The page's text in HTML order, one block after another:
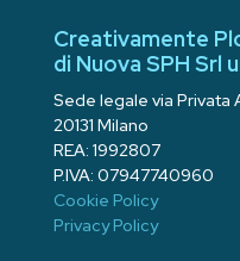
Creativamente
di Nuova SPH Srl
Sede legale via Privata
20131 Milano
REA: 1992807
P.IVA: 07947740960
Cookie Policy
Privacy Policy